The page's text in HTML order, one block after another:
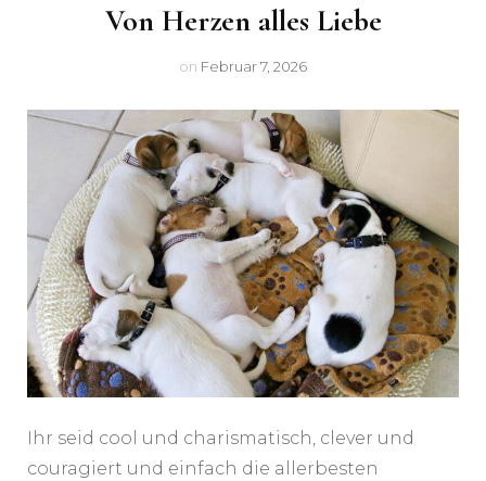
Von Herzen alles Liebe
on Februar 7, 2026
Ihr seid cool und charismatisch, clever und
couragiert und einfach die allerbesten